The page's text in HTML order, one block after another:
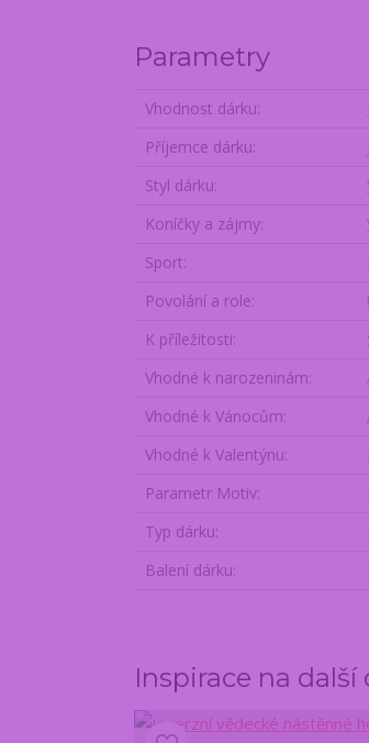
Parametry
Vhodnost dárku
Příjemce dárku
Styl dárku
Koníčky a zájmy
Sport
Povolání a role
K příležitosti
Vhodné k narozeninám
Vhodné k Vánocům
Vhodné k Valentýnu
Parametr Motiv
Typ dárku
Balení dárku
Inspirace na další